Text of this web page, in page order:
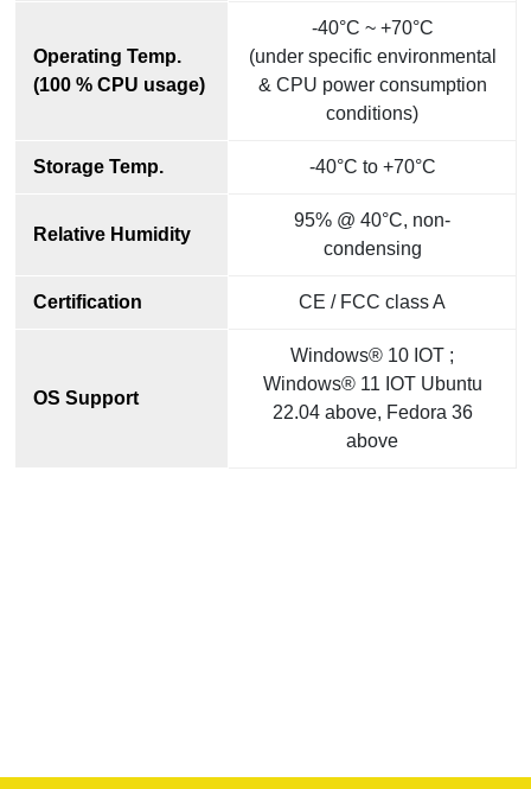
Operating Temp.
(100 % CPU usage)
-40°C ~ +70°C
(under specific environmental
& CPU power consumption
conditions)
Storage Temp. -40°C to +70°C
Relative Humidity
95% @ 40°C, non-
condensing
Certification CE / FCC class A
OS Support
Windows® 10 IOT ;
Windows® 11 IOT Ubuntu
22.04 above, Fedora 36
above